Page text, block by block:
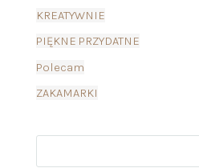
KREATYWNIE
PIĘKNE PRZYDATNE
Polecam
ZAKAMARKI